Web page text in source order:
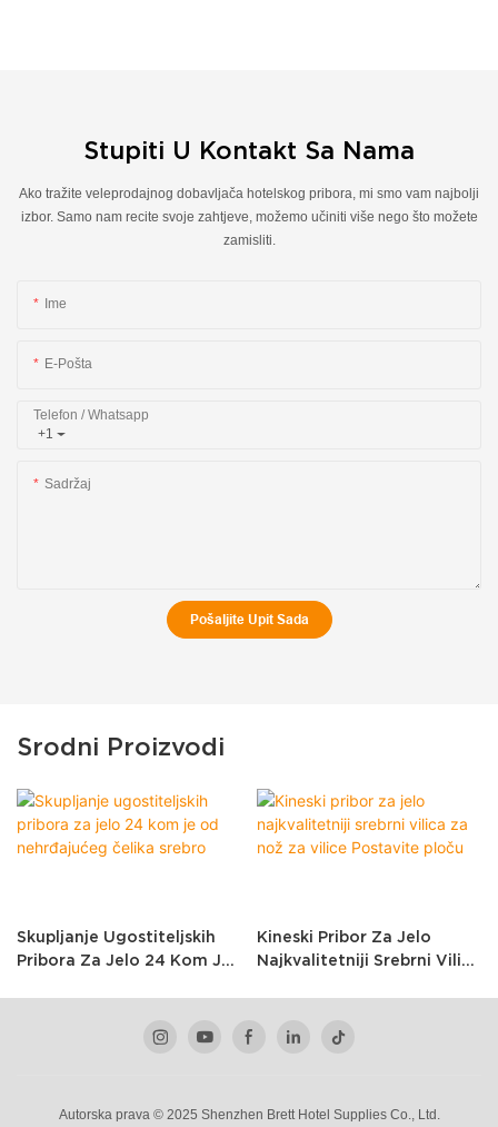
Stupiti U Kontakt Sa Nama
Ako tražite veleprodajnog dobavljača hotelskog pribora, mi smo vam najbolji
izbor. Samo nam recite svoje zahtjeve, možemo učiniti više nego što možete
zamisliti.
Ime
E-Pošta
+1
Telefon / Whatsapp
Sadržaj
Pošaljite Upit Sada
Srodni Proizvodi
Skupljanje Ugostiteljskih
Pribora Za Jelo 24 Kom Je
Kineski Pribor Za Jelo
Najkvalitetniji Srebrni Vilica
Autorska prava © 2025 Shenzhen Brett Hotel Supplies Co., Ltd.